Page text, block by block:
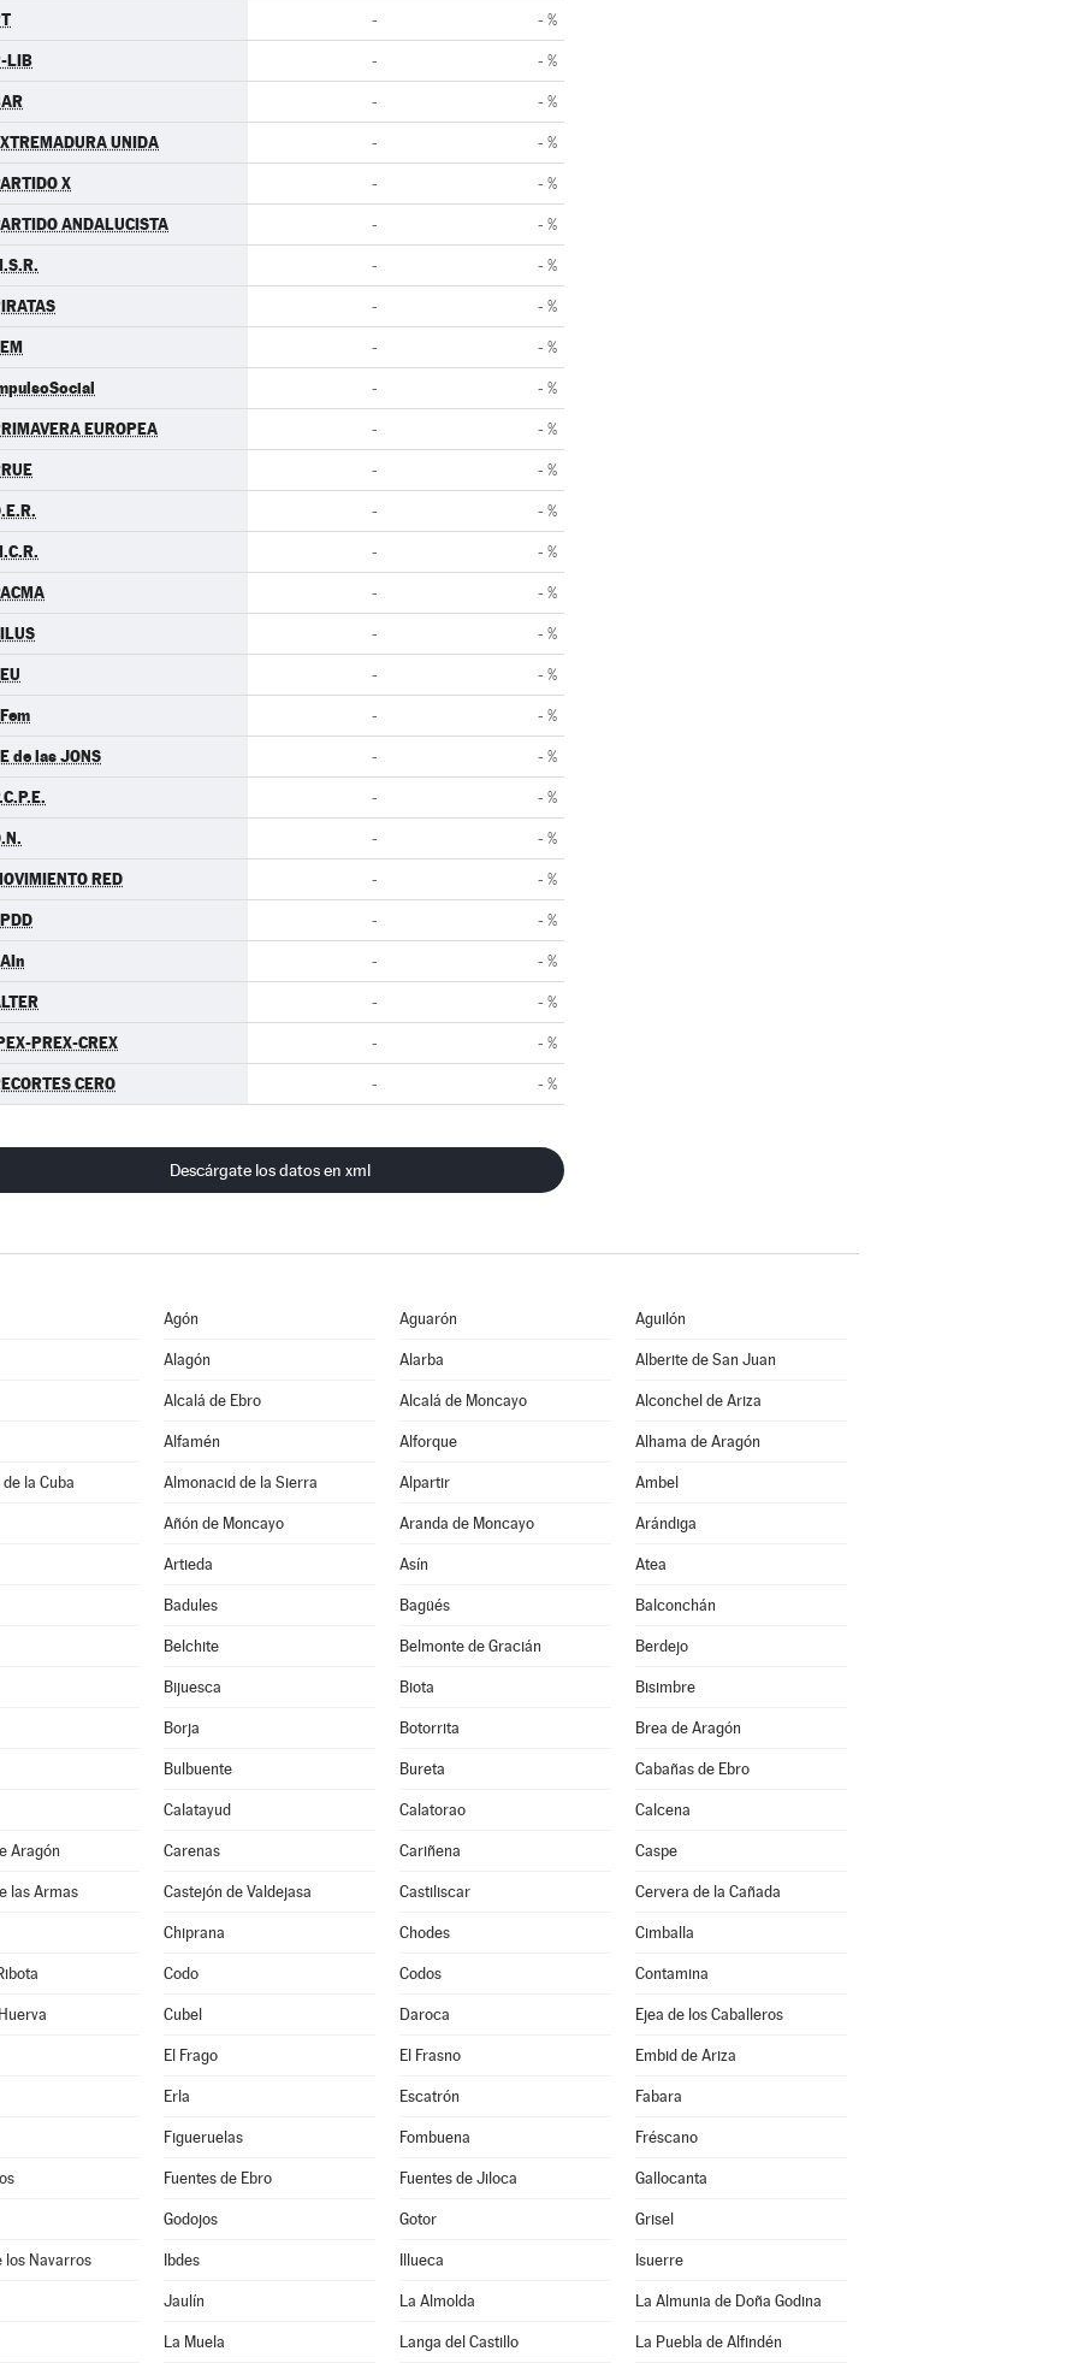
- - %
LIB - - %
- - %
UNIDA - - %
X - - %
ANDALUCISTA - - %
- - %
- - %
- - %
- - %
EUROPEA - - %
- - %
- - %
- - %
- - %
- - %
- - %
- - %
de las JONS - - %
- - %
- - %
RED - - %
- - %
- - %
- - %
PREX-CREX - - %
CERO - - %
Descárgate los datos en xml
Agón Aguarón Aguilón
Alagón Alarba Alberite de San Juan
Alcalá de Ebro Alcalá de Moncayo Alconchel de Ariza
Alfamén Alforque Alhama de Aragón
la Cuba Almonacid de la Sierra Alpartir Ambel
Añón de Moncayo Aranda de Moncayo Arándiga
Artieda Asín Atea
Badules Bagüés Balconchán
Belchite Belmonte de Gracián Berdejo
Bijuesca Biota Bisimbre
Borja Botorrita Brea de Aragón
Bulbuente Bureta Cabañas de Ebro
Calatayud Calatorao Calcena
Aragón Carenas Cariñena Caspe
las Armas Castejón de Valdejasa Castiliscar Cervera de la Cañada
Chiprana Chodes Cimballa
Codo Codos Contamina
Cubel Daroca Ejea de los Caballeros
El Frago El Frasno Embid de Ariza
Erla Escatrón Fabara
Figueruelas Fombuena Fréscano
Fuentes de Ebro Fuentes de Jiloca Gallocanta
Godojos Gotor Grisel
los Navarros Ibdes Illueca Isuerre
Jaulín La Almolda La Almunia de Doña Godina
La Muela Langa del Castillo La Puebla de Alfindén